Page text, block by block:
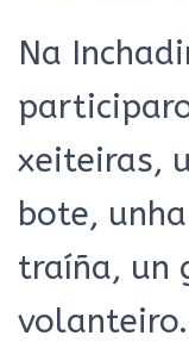
Na
xeiteiras,
bote,
traíña, un
volanteiro.